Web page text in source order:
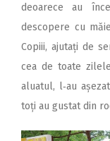
deoarece au
descopere cu
Copiii, ajutați de
cea de toate
aluatul, l‑au
toți au gustat din